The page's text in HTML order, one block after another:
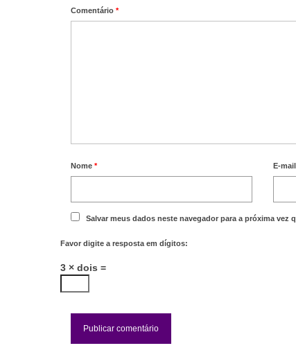
Comentário *
Nome * E-
Salvar meus dados neste navegador para a próxima vez
Favor digite a resposta em dígitos:
3 × dois =